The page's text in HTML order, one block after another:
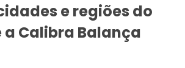
RODOVIÁRIAS EM SP
EM BALANÇA RODOVIÁRIA
PREVENTIVA EM BALANÇAS
e regiões do
a Calibra Balança